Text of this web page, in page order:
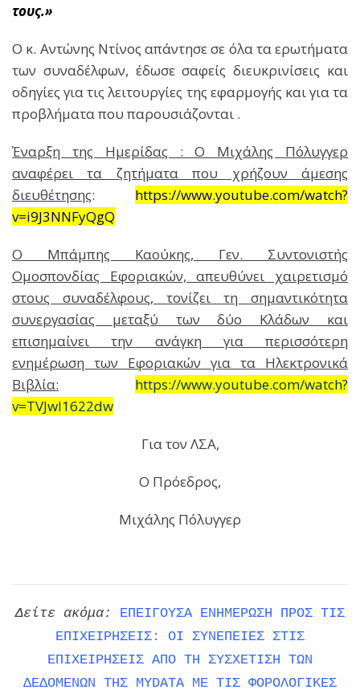
τους.»
Ο κ. Αντώνης Ντίνος απάντησε σε όλα τα ερωτήματα
των συναδέλφων, έδωσε σαφείς διευκρινίσεις και
οδηγίες για τις λειτουργίες της εφαρμογής και για τα
προβλήματα που παρουσιάζονται .
Έναρξη της Ημερίδας : Ο Μιχάλης Πόλυγγερ
αναφέρει τα ζητήματα που χρήζουν άμεσης
διευθέτησης: https://www.youtube.com/watch?
v=i9J3NNFyQgQ
Ο Μπάμπης Καούκης, Γεν. Συντονιστής
Ομοσπονδίας Εφοριακών, απευθύνει χαιρετισμό
στους συναδέλφους, τονίζει τη σημαντικότητα
συνεργασίας μεταξύ των δύο Κλάδων και
επισημαίνει την ανάγκη για περισσότερη
ενημέρωση των Εφοριακών για τα Ηλεκτρονικά
Βιβλία:
https://www.youtube.com/watch?
v=TVJwI1622dw
Για τον ΛΣΑ,
Ο Πρόεδρος,
Μιχάλης Πόλυγγερ
Δείτε ακόμα:
ΕΠΕΙΓΟΥΣΑ ΕΝΗΜΕΡΩΣΗ ΠΡΟΣ ΤΙΣ
ΕΠΙΧΕΙΡΗΣΕΙΣ: ΟΙ ΣΥΝΕΠΕΙΕΣ ΣΤΙΣ
ΕΠΙΧΕΙΡΗΣΕΙΣ ΑΠΟ ΤΗ ΣΥΣΧΕΤΙΣΗ ΤΩΝ
ΔΕΔΟΜΕΝΩΝ ΤΗΣ MYDATA ΜΕ ΤΙΣ ΦΟΡΟΛΟΓΙΚΕΣ